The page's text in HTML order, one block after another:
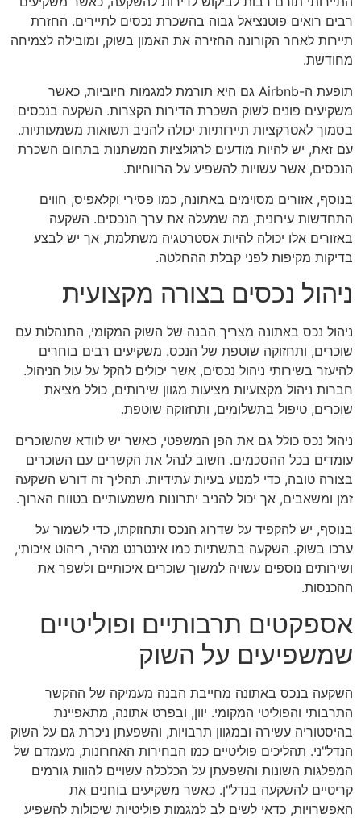
רבים רואים פוטנציאל גבוה בהשכרת נכסים לתיירים. החזרת
תיירות לאחר הקורונה החזירה את האמון בשוק, ומובילה לצמיחה
מחודשת.
תופעת ה-Airbnb גם היא תורמת למגמות חיוביות, כאשר
משקיעים פונים לשוק השכרת הדירות הקצרות. השקעה בנכסים
בסמוך לאטרקציות תיירותיות יכולה להניב תשואות משמעותיות.
עם זאת, יש להיות מודעים לרגולציות המשתנות בתחום השכרת
הנכסים, אשר עשויות להשפיע על הרווחיות.
בנוסף, אזורים מסוימים באתונה, כמו פסירי וקלאפיס, חווים
התחדשות עירונית, מה שמעלה את ערך הנכסים. השקעה
באזורים אלו יכולה להיות אסטרטגיה משתלמת, אך יש לבצע
בדיקות מקיפות לפני קבלת ההחלטה.
ניהול נכסים בצורה מקצועית
ניהול נכס באתונה מצריך הבנה של השוק המקומי, התנהלות עם
שוכרים, ותחזוקה שוטפת של הנכס. משקיעים רבים בוחרים
להיעזר בשירותי ניהול נכסים, אשר יכולים להקל על עול הניהול.
חברות ניהול מקצועיות מציעות מגוון שירותים, כולל מציאת
שוכרים, טיפול בתשלומים, ותחזוקה שוטפת.
ניהול נכס כולל גם את הפן המשפטי, כאשר יש לוודא שהשוכרים
עומדים בכל ההסכמים. חשוב לנהל את הקשרים עם השוכרים
בצורה טובה, כדי למנוע בעיות עתידיות. תהליך זה דורש השקעה
זמן ומשאבים, אך יכול להניב יתרונות משמעותיים בטווח הארוך.
בנוסף, יש להקפיד על שדרוג הנכס ותחזוקתו, כדי לשמור על
ערכו בשוק. השקעה בתשתיות כמו אינטרנט מהיר, ריהוט איכותי,
ושירותים נוספים עשויה למשוך שוכרים איכותיים ולשפר את
ההכנסות.
אספקטים תרבותיים ופוליטיים
שמשפיעים על השוק
השקעה בנכס באתונה מחייבת הבנה מעמיקה של ההקשר
התרבותי והפוליטי המקומי. יוון, ובפרט אתונה, מתאפיינת
בהיסטוריה עשירה ובמגוון תרבויות, והשפעתן ניכרת גם על השוק
הנדל"ני. תהליכים פוליטיים כמו הבחירות האחרונות, מעמדם של
המפלגות השונות והשפעתן על הכלכלה עשויים להוות גורמים
קריטיים להשקעה בנדל"ן. כאשר משקיעים בוחנים את
האפשרויות, כדאי לשים לב למגמות פוליטיות שיכולות להשפיע